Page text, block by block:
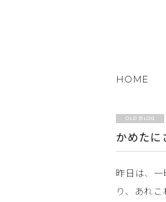
HOME
OLD BLOG
かめたに
昨日は、
り、あれ